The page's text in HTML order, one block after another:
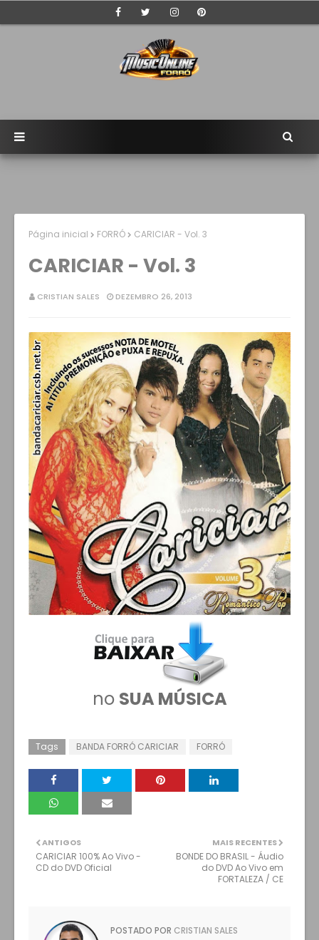
Página inicial FORRÓ CARICIAR - Vol. 3
CARICIAR - Vol. 3
CRISTIAN SALES DEZEMBRO 26, 2013
no SUA MÚSICA
Tags BANDA FORRÓ CARICIAR FORRÓ
MAIS RECENTES
BONDE DO BRASIL - Áudio
do DVD Ao Vivo em
FORTALEZA / CE
ANTIGOS
CARICIAR 100% Ao Vivo -
CD do DVD Oficial
POSTADO POR CRISTIAN SALES